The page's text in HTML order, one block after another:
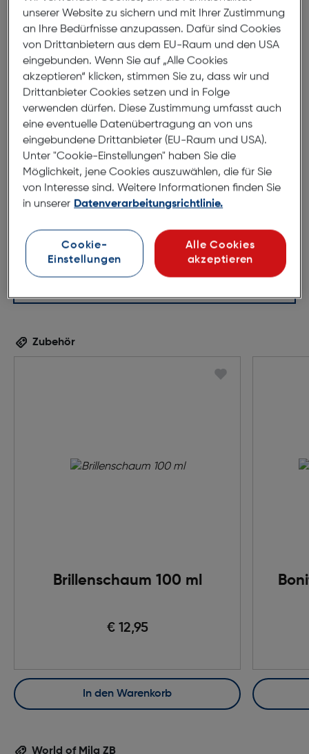
(individuell ausrichtbar)
140mm
18mm
51mm
140mm
Zubehör
Brillenschaum 100 ml
€ 12,95
In den Warenkorb
World of Mila ZB
unserer Website zu sichern und mit Ihrer Zustimmung
an Ihre Bedürfnisse anzupassen. Dafür sind Cookies
von Drittanbietern aus dem EU-Raum und den USA
eingebunden. Wenn Sie auf „Alle Cookies
akzeptieren“ klicken, stimmen Sie zu, dass wir und
Drittanbieter Cookies setzen und in Folge
verwenden dürfen. Diese Zustimmung umfasst auch
eine eventuelle Datenübertragung an von uns
eingebundene Drittanbieter (EU-Raum und USA).
Unter "Cookie-Einstellungen" haben Sie die
Möglichkeit, jene Cookies auszuwählen, die für Sie
von Interesse sind. Weitere Informationen finden Sie
in unserer Datenverarbeitungsrichtlinie.
Cookie-
Einstellungen
Alle Cookies
akzeptieren